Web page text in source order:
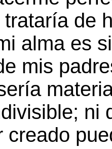
de
alma es
mis
ni
creado